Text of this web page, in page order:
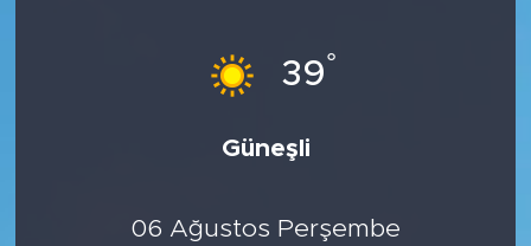
39°
Güneşli
06 Ağustos Perşembe